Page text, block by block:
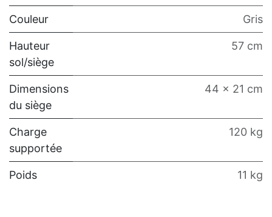
Couleur Gris
Hauteur
sol/siège
57 cm
Dimensions
du siège
44 x 21 cm
Charge
supportée
120 kg
Poids 11 kg